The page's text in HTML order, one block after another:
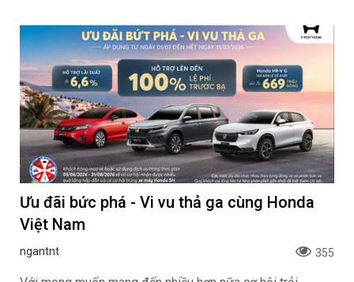
Ưu đãi bức phá - Vi vu thả ga cùng Honda
Việt Nam
ngantnt 355